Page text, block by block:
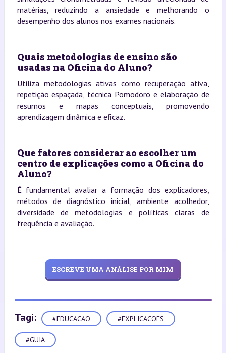
matérias, reduzindo a ansiedade e melhorando o
desempenho dos alunos nos exames nacionais.
Quais metodologias de ensino são
usadas na Oficina do Aluno?
Utiliza metodologias ativas como recuperação ativa,
repetição espaçada, técnica Pomodoro e elaboração de
resumos e mapas conceptuais, promovendo
aprendizagem dinâmica e eficaz.
Que fatores considerar ao escolher um
centro de explicações como a Oficina do
Aluno?
É fundamental avaliar a formação dos explicadores,
métodos de diagnóstico inicial, ambiente acolhedor,
diversidade de metodologias e políticas claras de
frequência e avaliação.
ESCREVE UMA ANÁLISE POR MIM
Tagi: #EDUCACAO #EXPLICACOES
#GUIA